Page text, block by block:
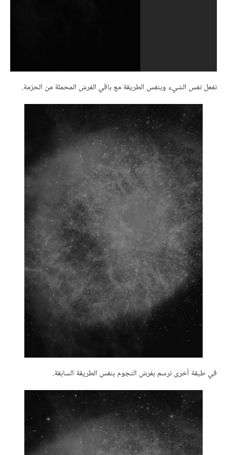
نفعل نفس الشيء وبنفس الطريقة مع باقي الفرش المحملة من الحزمة.
في طبقة أخرى نرسم بفرش النجوم بنفس الطريقة السابقة.